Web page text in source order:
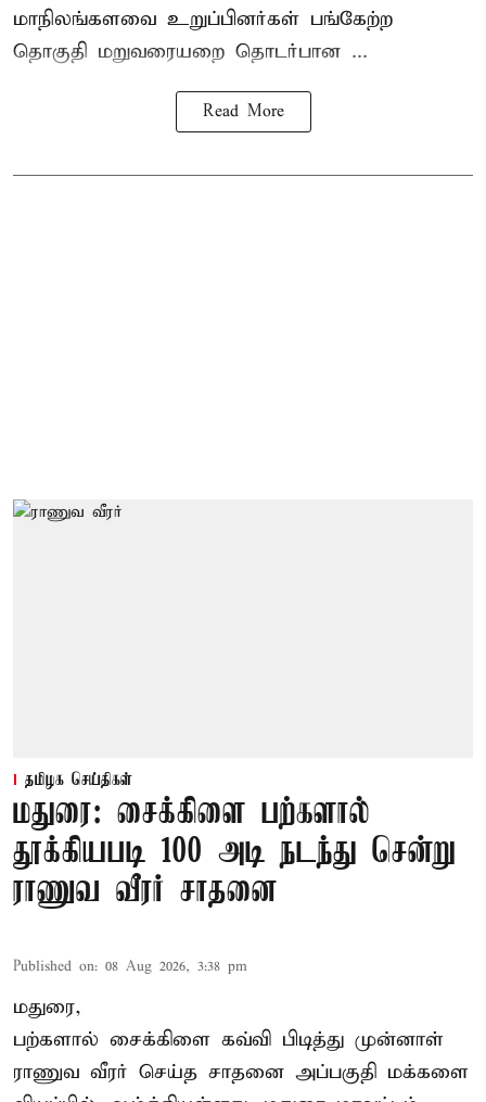
மாநிலங்களவை உறுப்பினர்கள் பங்கேற்ற
தொகுதி மறுவரையறை தொடர்பான ...
Read More
தமிழக செய்திகள்
மதுரை: சைக்கிளை பற்களால்
தூக்கியபடி 100 அடி நடந்து சென்று
ராணுவ வீரர் சாதனை
Published on: 08 Aug 2026, 3:38 pm
மதுரை,
பற்களால் சைக்கிளை கவ்வி பிடித்து முன்னாள்
ராணுவ வீரர் செய்த சாதனை அப்பகுதி மக்களை